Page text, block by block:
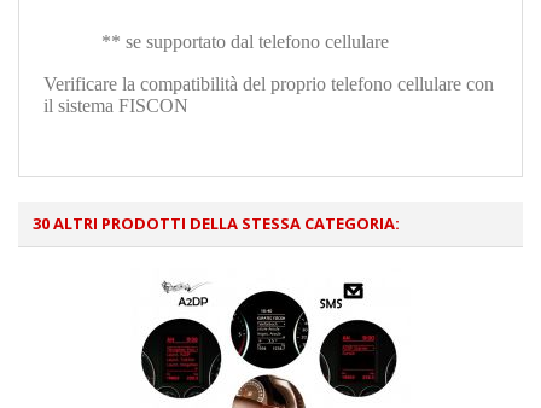
** se supportato dal telefono cellulare
Verificare la compatibilità del proprio telefono cellulare con
il sistema FISCON
30 ALTRI PRODOTTI DELLA STESSA CATEGORIA: